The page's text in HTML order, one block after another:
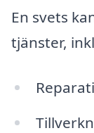
En svets
tjänster,